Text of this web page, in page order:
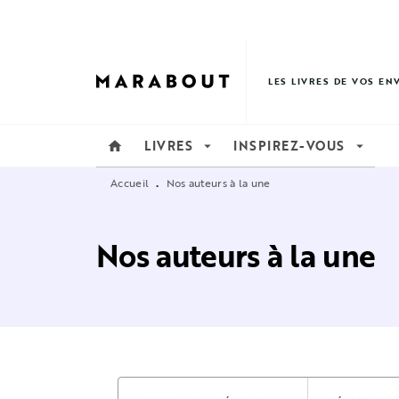
LES LIVRES DE VOS
home LIVRES arrow_drop_down INSPIREZ-VOUS arrow_drop_down
Accueil • Nos auteurs à la une
Nos auteurs à la une